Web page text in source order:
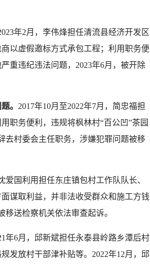
微信
年2月，李伟烽担任清流县经济开发区
以虚假邀标方式承包工程；利用职务便
重违纪违法问题，2023年6月，被开除
。 2017年10月至2022年7月，简忠福担
职务便利，违规将枫林村“百公凹”茶园
去村委会主任职务，涉嫌犯罪问题被移
爱国利用担任东庄镇包村工作队队长、
谋取利益，并非法收受群众和施工方钱
送检察机关依法审查起诉。
年6月，邱新斌担任永泰县岭路乡潭后村
发放村干部津补贴等。2022年12月，邱